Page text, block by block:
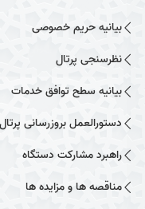
بیانیه حریم خصوصی
نظرسنجی پرتال
بیانیه سطح توافق خدمات
دستورالعمل بروزرسانی پرتال
راهبرد مشارکت دستگاه
مناقصه ها و مزایده ها